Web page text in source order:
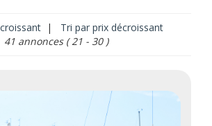
|
Tri par prix décroissant
41 annonces ( 21 - 30 )